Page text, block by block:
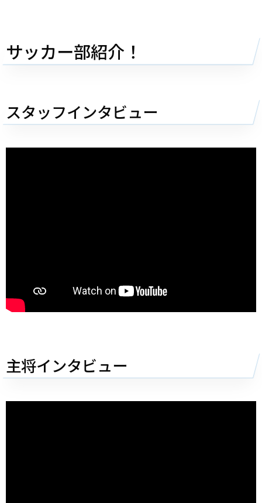
サッカー部紹介！
スタッフインタビュー
主将インタビュー